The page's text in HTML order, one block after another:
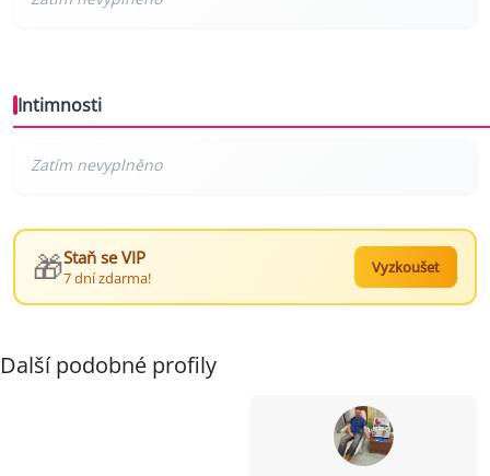
Intimnosti
🎁Staň se VIP
7 dní zdarma!
Vyzkoušet
Další podobné profily